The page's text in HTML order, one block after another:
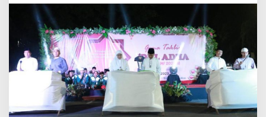
e
e
p
G
e
l
a
r
G
e